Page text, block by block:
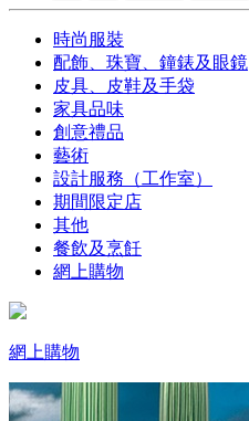
時尚服裝
配飾、珠寶、鐘錶及眼鏡
皮具、皮鞋及手袋
家具品味
創意禮品
藝術
設計服務（工作室）
期間限定店
其他
餐飲及烹飪
網上購物
網上購物